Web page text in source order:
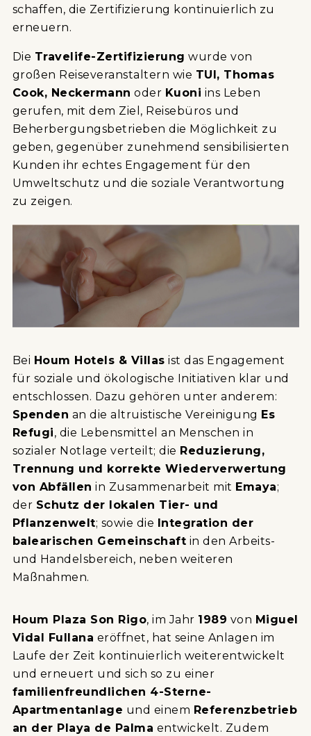
schaffen, die Zertifizierung kontinuierlich zu
erneuern.
Die Travelife-Zertifizierung wurde von
großen Reiseveranstaltern wie TUI, Thomas
Cook, Neckermann oder Kuoni ins Leben
gerufen, mit dem Ziel, Reisebüros und
Beherbergungsbetrieben die Möglichkeit zu
geben, gegenüber zunehmend sensibilisierten
Kunden ihr echtes Engagement für den
Umweltschutz und die soziale Verantwortung
zu zeigen.
Bei Houm Hotels & Villas ist das Engagement
für soziale und ökologische Initiativen klar und
entschlossen. Dazu gehören unter anderem:
Spenden an die altruistische Vereinigung Es
Refugi, die Lebensmittel an Menschen in
sozialer Notlage verteilt; die Reduzierung,
Trennung und korrekte Wiederverwertung
von Abfällen in Zusammenarbeit mit Emaya;
der Schutz der lokalen Tier- und
Pflanzenwelt; sowie die
Integration der
balearischen Gemeinschaft in den Arbeits-
und Handelsbereich, neben weiteren
Maßnahmen.
Houm Plaza Son Rigo, im Jahr 1989 von Miguel
Vidal Fullana eröffnet, hat seine Anlagen im
Laufe der Zeit kontinuierlich weiterentwickelt
und erneuert und sich so zu einer
familienfreundlichen 4-Sterne-
Apartmentanlage und einem Referenzbetrieb
an der Playa de Palma entwickelt. Zudem